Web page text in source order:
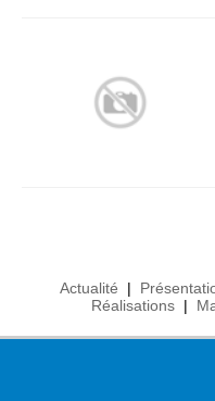
Actualité |
Réalisations |